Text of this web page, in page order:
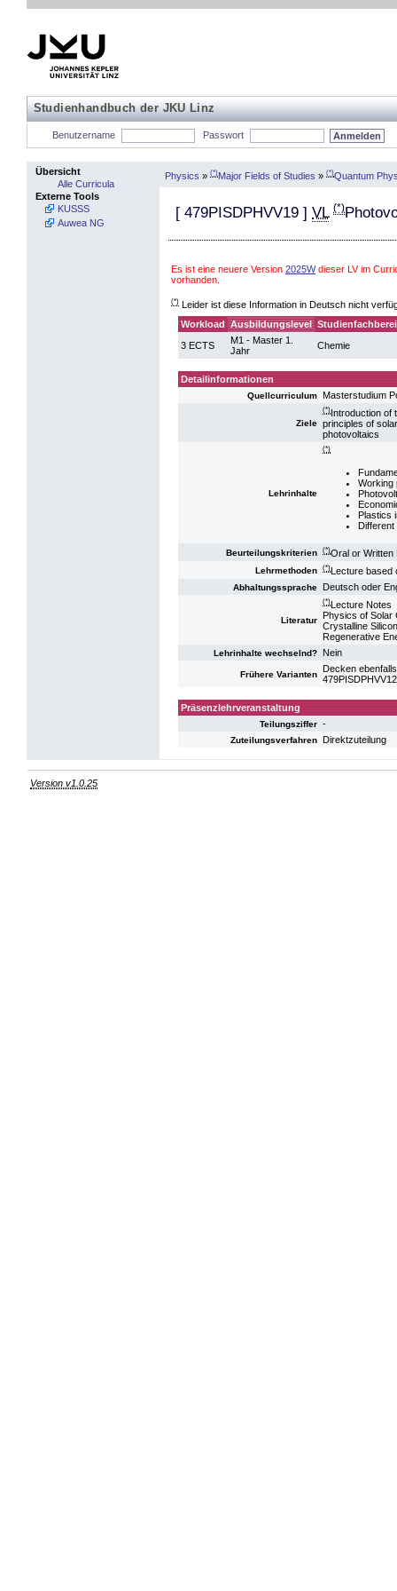
Studienhandbuch der JKU Linz
Benutzername Passwort
Übersicht
Alle Curricula
Externe Tools
KUSSS
Auwea NG
Physics » (*)Major Fields of Studies » (*)Quantum
[ 479PISDPHVV19 ] VL (*)
Es ist eine neuere Version 2025Wdieser LV im
vorhanden.
(*) Leider ist diese Information in Deutsch nicht
Workload Ausbildungslevel
3 ECTS
M1 - Master 1.
Jahr
Chemie
Detailinformationen
Quellcurriculum Masterstudium
Ziele
(*)Introduction of
principles of
photovoltaics
Lehrinhalte
(*)
Working
Plastics
Different
Beurteilungskriterien (*)Oral or Written
Lehrmethoden (*)Lecture based
Abhaltungssprache Deutsch oder
Literatur
(*)Lecture Notes
Physics of Solar
Crystalline
Regenerative
Lehrinhalte wechselnd? Nein
Frühere Varianten
Decken
Präsenzlehrveranstaltung
Teilungsziffer -
Zuteilungsverfahren Direktzuteilung
Version v1.0.25